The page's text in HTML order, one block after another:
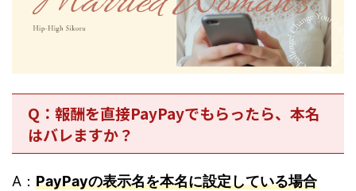
Q：報酬を直接PayPayでもらったら、本名
はバレますか？
A： PayPayの表示名を本名に設定している場合